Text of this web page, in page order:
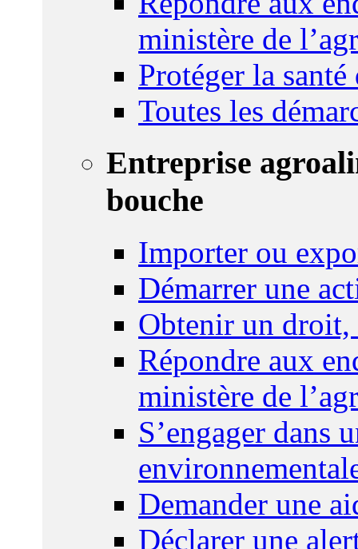
ministère de
Protéger la
Toutes les
Entreprise
bouche
Importer ou
Démarrer une
Obtenir un droit,
Répondre aux
ministère de
S’engager dans
Demander une
Déclarer une